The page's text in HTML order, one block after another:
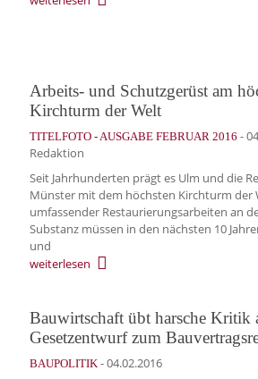
Arbeits- und Schutzgerüst am
Kirchturm der Welt
TITELFOTO - AUSGABE FEBRUAR 2016 -
Redaktion
Seit Jahrhunderten prägt es Ulm und die
Münster mit dem höchsten Kirchturm der
umfassender Restaurierungsarbeiten an
Substanz müssen in den nächsten 10
und
weiterlesen
Bauwirtschaft übt harsche Kritik
Gesetzentwurf zum
BAUPOLITIK-04.02.2016